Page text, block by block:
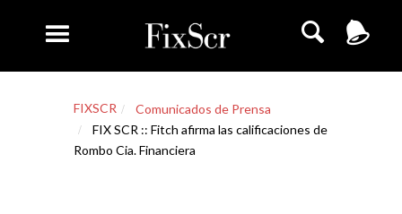
FIXSCR
Comunicados de Prensa
FIX SCR :: Fitch afirma las calificaciones de
Rombo Cia. Financiera